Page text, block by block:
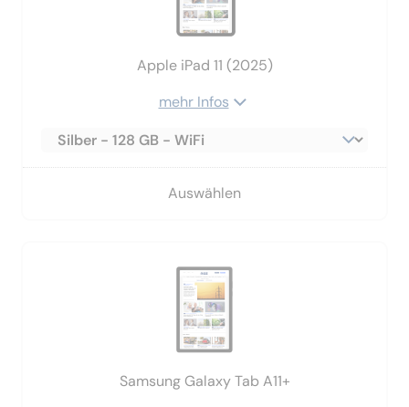
Apple iPad 11 (2025)
mehr Infos
Auswählen
Samsung Galaxy Tab A11+